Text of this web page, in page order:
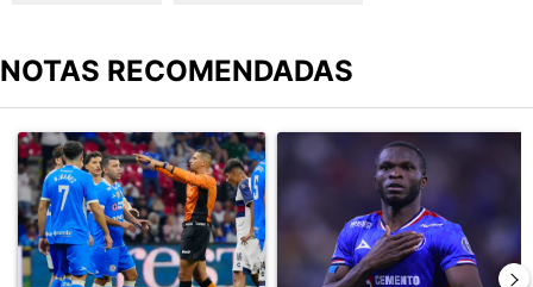
NOTAS RECOMENDADAS
Un artículo de tendencia con el título "Cruz Azul 2-3 Atlante:
Un artículo de tendencia con